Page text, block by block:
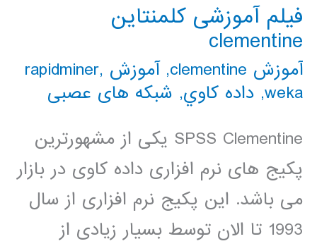
فیلم آموزشی کلمنتاین
clementine
آموزش clementine ,آموزش rapidminer ,
weka
, داده كاوي, شبکه های عصبی
SPSS Clementine یکی از مشهورترین
پکیج های نرم افزاری داده کاوی در بازار
می باشد. این پکیج نرم افزاری از سال
1993 تا الان توسط بسیار زیادی از